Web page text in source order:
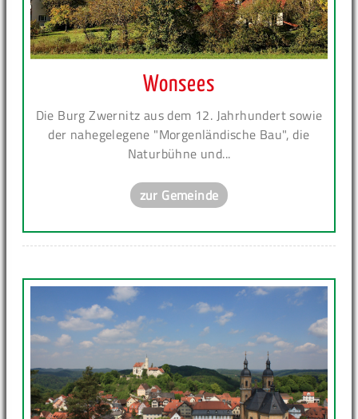
Wonsees
Die Burg Zwernitz aus dem 12. Jahrhundert sowie
der nahegelegene "Morgenländische Bau", die
Naturbühne und...
zur Gemeinde